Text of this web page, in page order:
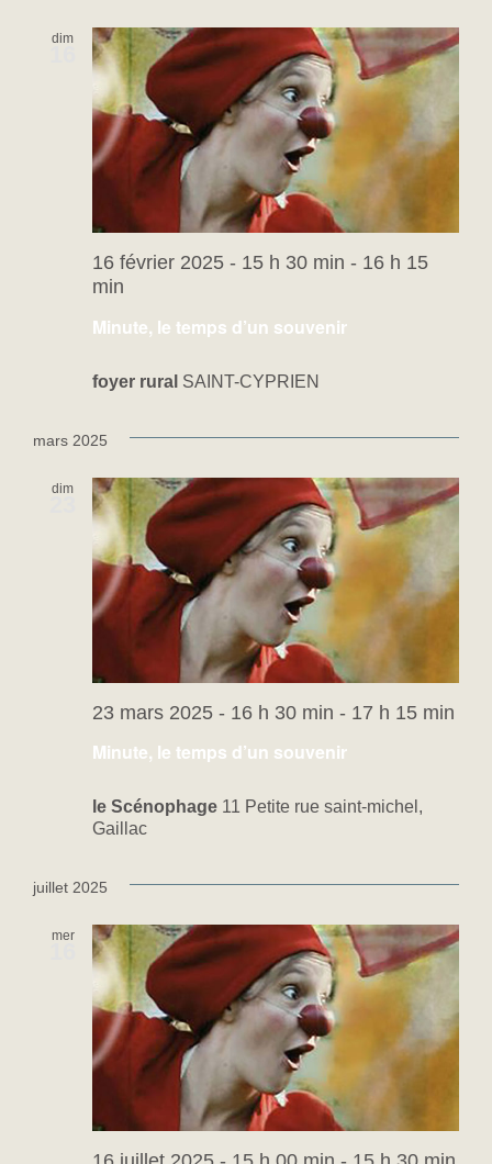
dim
Minute, le temps d’un souvenir
16 février 2025 - 15 h 30 min - 16 h 15
min
foyer rural SAINT-CYPRIEN
mars 2025
dim
Minute, le temps d’un souvenir
23 mars 2025 - 16 h 30 min - 17 h 15 min
le Scénophage 11 Petite rue saint-michel,
Gaillac
juillet 2025
mer